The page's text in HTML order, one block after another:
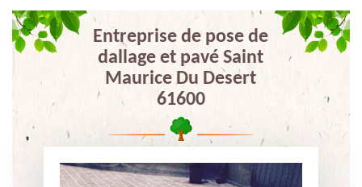
Entreprise de pose de
dallage et pavé Saint
Maurice Du Desert
61600